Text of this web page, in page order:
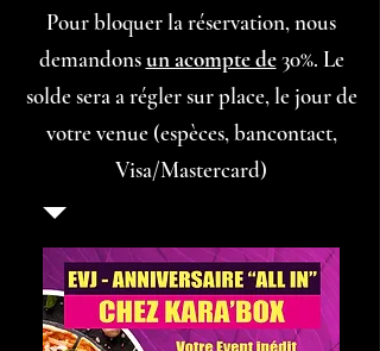
Pour bloquer la réservation, nous
demandonsun acompte de30%. Le
solde sera a régler sur place, le jour de
votre venue (espèces, bancontact,
Visa/Mastercard)